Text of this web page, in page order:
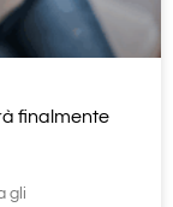
finalmente
gli